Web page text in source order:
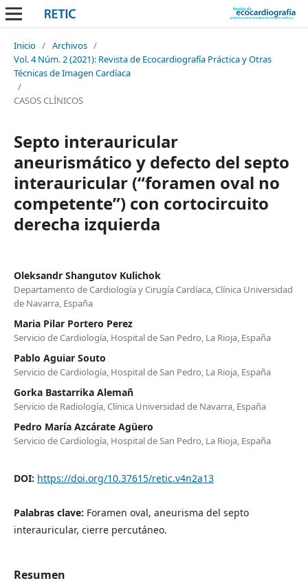
Inicio / Archivos /
Vol. 4 Núm. 2 (2021): Revista de Ecocardiografía Práctica y Otras
Técnicas de Imagen Cardíaca
/
CASOS CLÍNICOS
Septo interauricular
aneurismático y defecto del septo
interauricular (“foramen oval no
competente”) con cortocircuito
derecha izquierda
Oleksandr Shangutov Kulichok
Departamento de Cardiología y Cirugía Cardíaca, Clínica Universidad
de Navarra, España
Maria Pilar Portero Perez
Servicio de Cardiología, Hospital de San Pedro, La Rioja, España
Pablo Aguiar Souto
Servicio de Cardiología, Hospital de San Pedro, La Rioja, España
Gorka Bastarrika Alemañ
Servicio de Radiología, Clínica Universidad de Navarra, España
Pedro María Azcárate Agüero
Servicio de Cardiología, Hospital de San Pedro, La Rioja, España
DOI: https://doi.org/10.37615/retic.v4n2a13
Palabras clave: Foramen oval, aneurisma del septo
interauricular, cierre percutáneo.
Resumen